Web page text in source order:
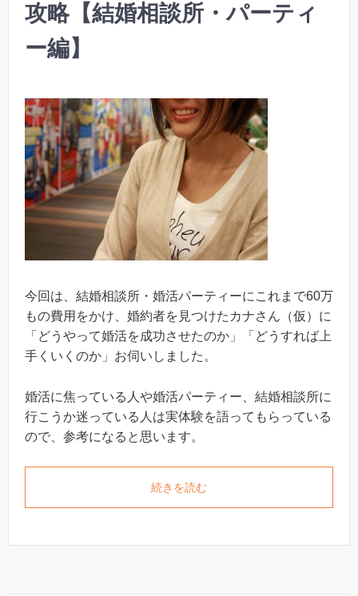
攻略【結婚相談所・パーティ
ー編】
今回は、結婚相談所・婚活パーティーにこれまで60万
もの費用をかけ、婚約者を見つけたカナさん（仮）に
「どうやって婚活を成功させたのか」「どうすれば上
手くいくのか」お伺いしました。
婚活に焦っている人や婚活パーティー、結婚相談所に
行こうか迷っている人は実体験を語ってもらっている
ので、参考になると思います。
続きを読む